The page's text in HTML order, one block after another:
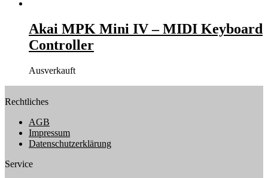
Akai MPK Mini IV – MIDI Keyboard
Controller
Ausverkauft
Rechtliches
AGB
Impressum
Datenschutzerklärung
Service